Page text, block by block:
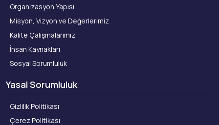
Organizasyon Yapısı
Misyon, Vizyon ve Değerlerimiz
Kalite Çalışmalarımız
İnsan Kaynakları
Sosyal Sorumluluk
Yasal Sorumluluk
Gizlilik Politikası
Çerez Politikası